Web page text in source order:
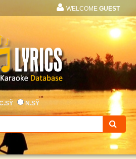
WELCOME GUEST
N.SỸ